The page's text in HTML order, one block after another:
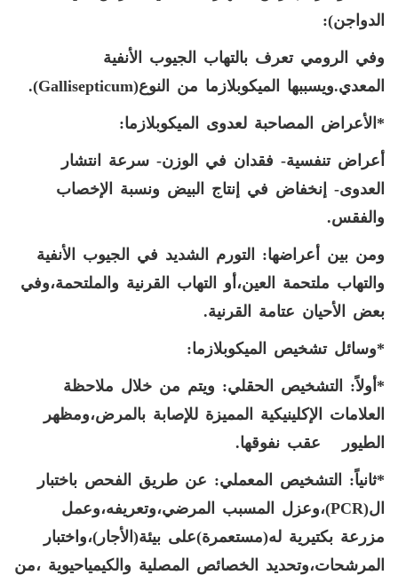
الدواجن):
وفي الرومي تعرف بالتهاب الجيوب الأنفية
المعدي.ويسببها الميكوبلازما من النوع(Gallisepticum
).
*الأعراض المصاحبة لعدوى الميكوبلازما:
أعراض تنفسية- فقدان في الوزن- سرعة انتشار
العدوى- إنخفاض في إنتاج البيض ونسبة الإخصاب
والفقس.
ومن بين أعراضها: التورم الشديد في الجيوب الأنفية
والتهاب ملتحمة العين،أو التهاب القرنية والملتحمة،وفي
بعض الأحيان عتامة القرنية.
*وسائل تشخيص الميكوبلازما:
*أولاً: التشخيص الحقلي: ويتم من خلال ملاحظة
العلامات الإكلينيكية المميزة للإصابة بالمرض،ومظهر
الطيور عقب نفوقها.
*ثانياً: التشخيص المعملي: عن طريق الفحص باختبار
ال((PCR،وعزل المسبب المرضي،وتعريفه،وعمل
مزرعة بكتيرية له(مستعمرة)على بيئة(الأجار)،واختبار
المرشحات،وتحديد الخصائص المصلية والكيمياحيوية ،من